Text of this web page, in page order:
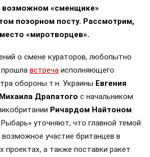
«сменщике»
позорном посту. Рассмотрим,
«миротворцев».
о смене кураторов, любопытно
прошла встреча исполняющего
обороны т.н. Украины Евгения
Михаила Драпатого с начальником
Ричардом Найтоном.
уточняют, что главной темой
участие британцев в
проектах, а также поставки ракет